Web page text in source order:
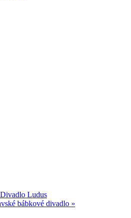
Ludus
bábkové divadlo »